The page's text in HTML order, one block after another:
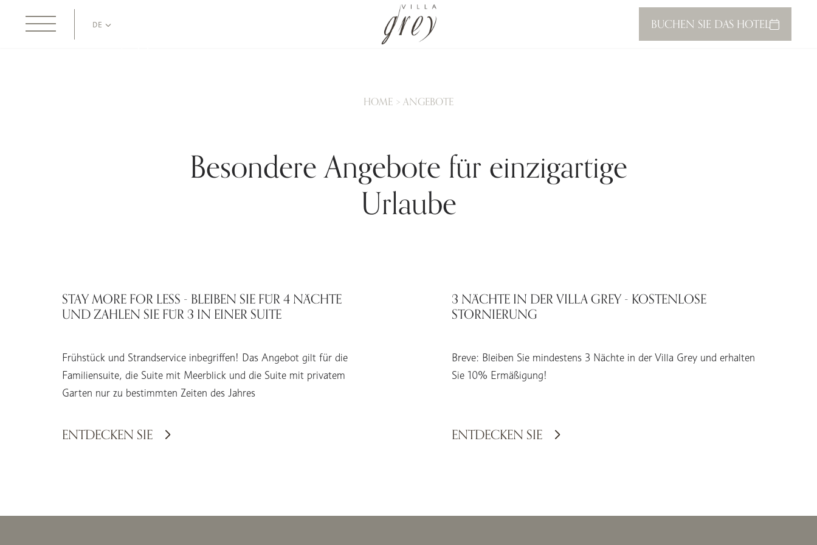
DE
BUCHEN SIE DAS HOTEL
HOME ANGEBOTE
Besondere Angebote für einzigartige
Urlaube
STAY MORE FOR LESS - BLEIBEN SIE FÜR 4 NÄCHTE
UND ZAHLEN SIE FÜR 3 IN EINER SUITE
Frühstück und Strandservice inbegriffen! Das Angebot gilt für die
Familiensuite, die Suite mit Meerblick und die Suite mit privatem
Garten nur zu bestimmten Zeiten des Jahres
ENTDECKEN SIE
3 NÄCHTE IN DER VILLA GREY - KOSTENLOSE
STORNIERUNG
Breve: Bleiben Sie mindestens 3 Nächte in der Villa Grey und erhalten
Sie 10% Ermäßigung!
ENTDECKEN SIE